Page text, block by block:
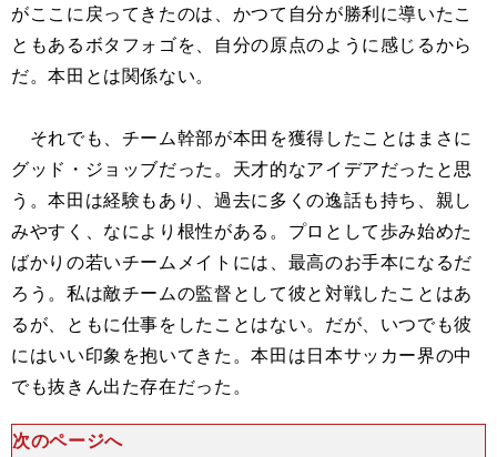
がここに戻ってきたのは、かつて自分が勝利に導いたこ
ともあるボタフォゴを、自分の原点のように感じるから
だ。本田とは関係ない。
それでも、チーム幹部が本田を獲得したことはまさに
グッド・ジョッブだった。天才的なアイデアだったと思
う。本田は経験もあり、過去に多くの逸話も持ち、親し
みやすく、なにより根性がある。プロとして歩み始めた
ばかりの若いチームメイトには、最高のお手本になるだ
ろう。私は敵チームの監督として彼と対戦したことはあ
るが、ともに仕事をしたことはない。だが、いつでも彼
にはいい印象を抱いてきた。本田は日本サッカー界の中
でも抜きん出た存在だった。
次のページへ